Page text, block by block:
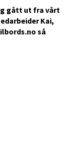
gått ut fra vårt
Kai,
så